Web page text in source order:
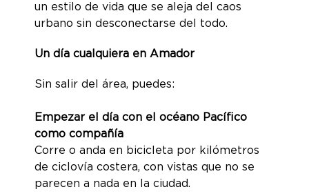
un estilo de vida que se aleja del caos
urbano sin desconectarse del todo.
Un día cualquiera en Amador
Sin salir del área, puedes:
Empezar el día con el océano Pacífico
como compañía
Corre o anda en bicicleta por kilómetros
de ciclovía costera, con vistas que no se
parecen a nada en la ciudad.